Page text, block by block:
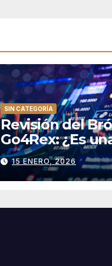
SIN CATEGORÍA
Revisión del
Go4Rex: ¿Es
Plataforma de
Trading
15 ENERO, 2026